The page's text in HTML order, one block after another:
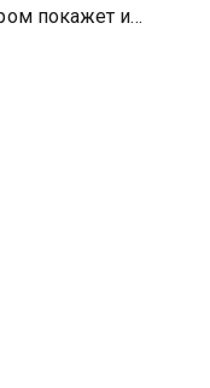
покажет и
запускает
шеф-
автор
по проекту
экономить в
шедевры из